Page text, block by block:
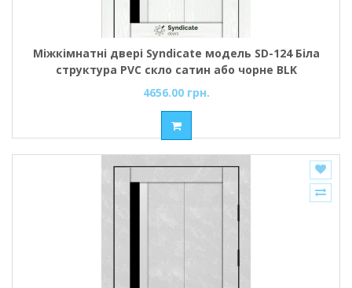
Міжкімнатні двері Syndicate модель SD-124 Біла
структура PVC скло сатин або чорне BLK
4656.00 грн.